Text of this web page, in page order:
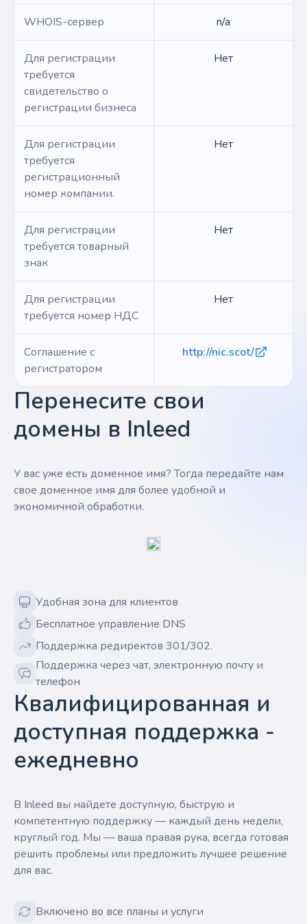
WHOIS-сервер n/a
Для регистрации
требуется
свидетельство о
регистрации бизнеса
Нет
Для регистрации
требуется
регистрационный
номер компании.
Нет
Для регистрации
требуется товарный
знак
Нет
Для регистрации
требуется номер НДС
Нет
Соглашение с
регистратором
http://nic.scot/
Перенесите свои
домены в Inleed
У вас уже есть доменное имя? Тогда передайте нам
свое доменное имя для более удобной и
экономичной обработки.
Удобная зона для клиентов
Бесплатное управление DNS
Поддержка редиректов 301/302.
Поддержка через чат, электронную почту и
телефон
Квалифицированная и
доступная поддержка -
ежедневно
В Inleed вы найдете доступную, быструю и
компетентную поддержку — каждый день недели,
круглый год. Мы — ваша правая рука, всегда готовая
решить проблемы или предложить лучшее решение
для вас.
Включено во все планы и услуги